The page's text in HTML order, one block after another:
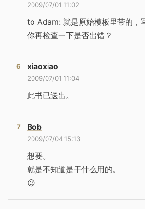
2009/07/01 11:02
to Adam: 就是原始模板里带的，
你再检查一下是否出错？
xiaoxiao
2009/07/01 11:04
此书已送出。
Bob
2009/07/04 15:13
想要。
就是不知道是干什么用的。
😉